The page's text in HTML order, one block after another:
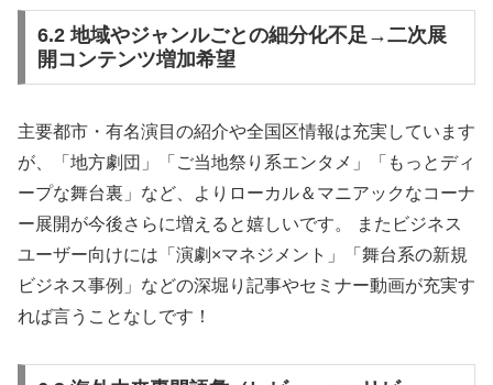
6.2 地域やジャンルごとの細分化不足→二次展
開コンテンツ増加希望
主要都市・有名演目の紹介や全国区情報は充実しています
が、「地方劇団」「ご当地祭り系エンタメ」「もっとディ
ープな舞台裏」など、よりローカル＆マニアックなコーナ
ー展開が今後さらに増えると嬉しいです。 またビジネス
ユーザー向けには「演劇×マネジメント」「舞台系の新規
ビジネス事例」などの深堀り記事やセミナー動画が充実す
れば言うことなしです！